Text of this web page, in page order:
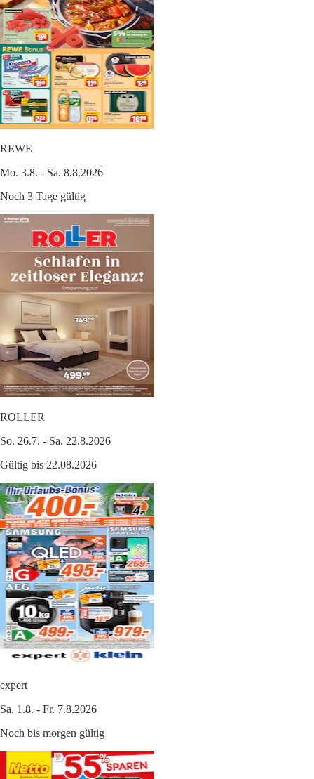
REWE
Mo. 3.8. - Sa. 8.8.2026
Noch 3 Tage gültig
ROLLER
So. 26.7. - Sa. 22.8.2026
Gültig bis 22.08.2026
expert
Sa. 1.8. - Fr. 7.8.2026
Noch bis morgen gültig